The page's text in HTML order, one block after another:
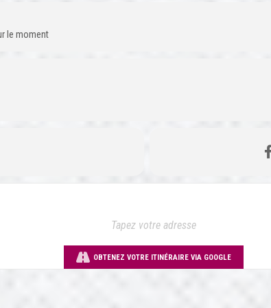
le moment
OBTENEZ VOTRE ITINÉRAIRE VIA GOOGLE